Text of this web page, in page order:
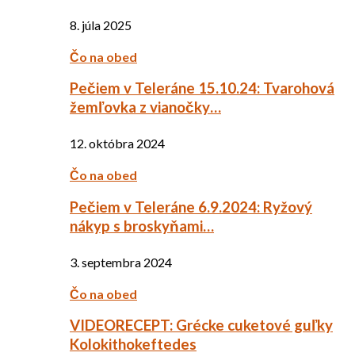
8. júla 2025
Čo na obed
Pečiem v Teleráne 15.10.24: Tvarohová
žemľovka z vianočky…
12. októbra 2024
Čo na obed
Pečiem v Teleráne 6.9.2024: Ryžový
nákyp s broskyňami…
3. septembra 2024
Čo na obed
VIDEORECEPT: Grécke cuketové guľky
Kolokithokeftedes